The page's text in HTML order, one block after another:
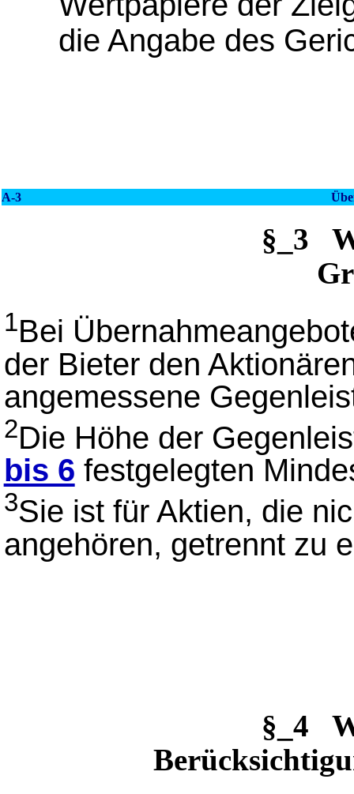
die Angabe des
A-3
§_3
1Bei
der Bieter den
angemessene
2Die Höhe der
bis 6 festgelegten
3Sie ist für Aktien, die
angehören, getrennt zu
§_4